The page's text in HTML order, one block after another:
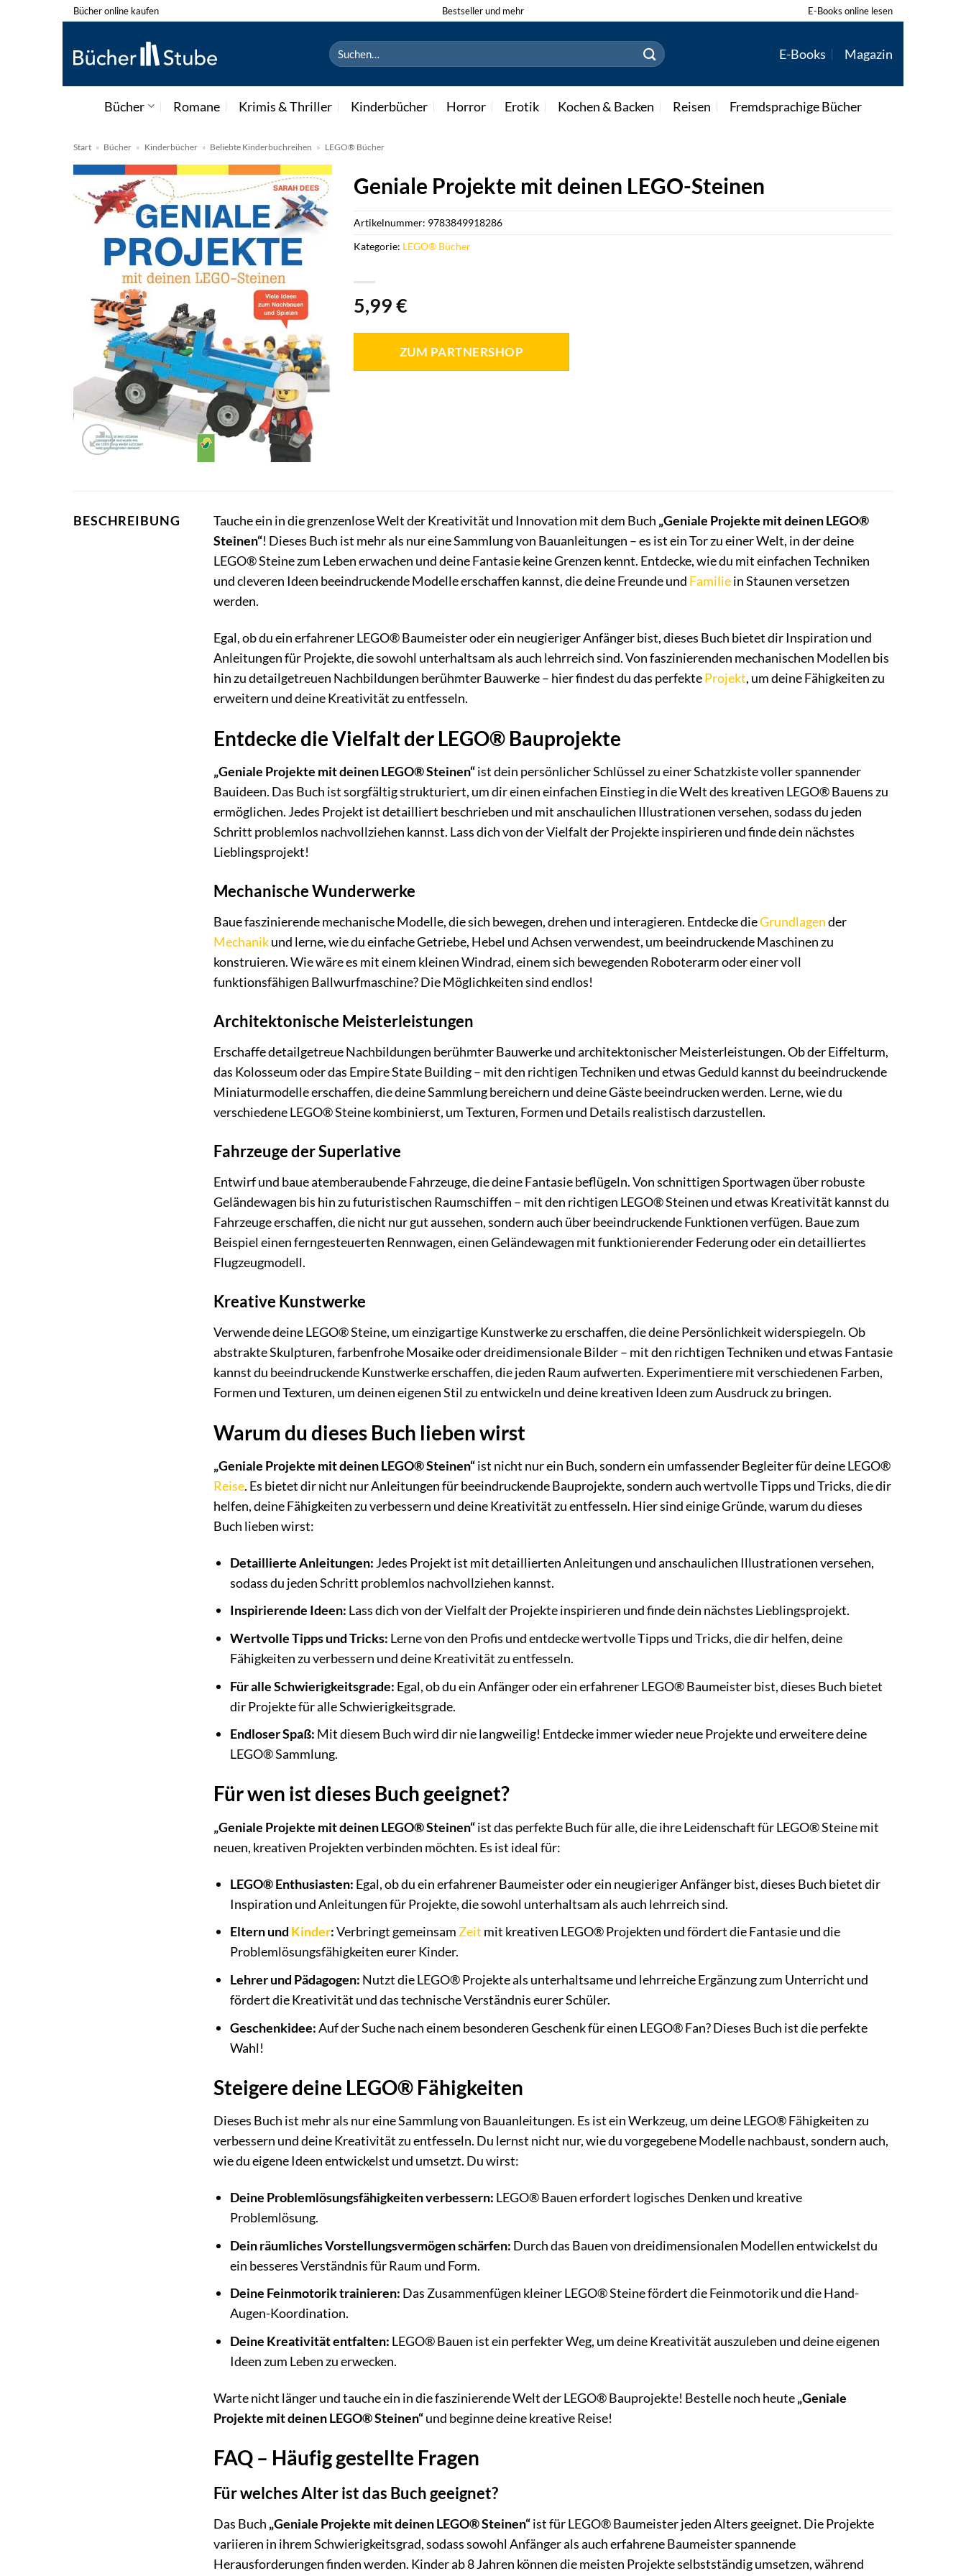
Zum
springen
Bücher online kaufen Bestseller und mehr E-Books online lesen
Suchen
nach:
E-Books Magazin
Bücher Romane Krimis & Thriller Kinderbücher Horror Erotik Kochen & Backen Reisen Fremdsprachige Bücher
Start » Bücher » Kinderbücher » Beliebte Kinderbuchreihen » LEGO® Bücher
Geniale Projekte mit deinen LEGO-Steinen
5,99€
ZUM PARTNERSHOP
Artikelnummer: 9783849918286
Kategorie: LEGO® Bücher
BESCHREIBUNG Tauche ein in die grenzenlose Welt der Kreativität und Innovation mit dem Buch „Geniale Projekte mit deinen LEGO®
Steinen“! Dieses Buch ist mehr als nur eine Sammlung von Bauanleitungen – es ist ein Tor zu einer Welt, in der deine
LEGO® Steine zum Leben erwachen und deine Fantasie keine Grenzen kennt. Entdecke, wie du mit einfachen Techniken
und cleveren Ideen beeindruckende Modelle erschaffen kannst, die deine Freunde und Familiein Staunen versetzen
werden.
Egal, ob du ein erfahrener LEGO® Baumeister oder ein neugieriger Anfänger bist, dieses Buch bietet dir Inspiration und
Anleitungen für Projekte, die sowohl unterhaltsam als auch lehrreich sind. Von faszinierenden mechanischen Modellen bis
hin zu detailgetreuen Nachbildungen berühmter Bauwerke – hier findest du das perfekteProjekt, um deine Fähigkeiten zu
erweitern und deine Kreativität zu entfesseln.
Entdecke die Vielfalt der LEGO® Bauprojekte
„Geniale Projekte mit deinen LEGO® Steinen“ist dein persönlicher Schlüssel zu einer Schatzkiste voller spannender
Bauideen. Das Buch ist sorgfältig strukturiert, um dir einen einfachen Einstieg in die Welt des kreativen LEGO® Bauens zu
ermöglichen. Jedes Projekt ist detailliert beschrieben und mit anschaulichen Illustrationen versehen, sodass du jeden
Schritt problemlos nachvollziehen kannst. Lass dich von der Vielfalt der Projekte inspirieren und finde dein nächstes
Lieblingsprojekt!
Mechanische Wunderwerke
Baue faszinierende mechanische Modelle, die sich bewegen, drehen und interagieren. Entdecke dieGrundlagender
Mechanikund lerne, wie du einfache Getriebe, Hebel und Achsen verwendest, um beeindruckende Maschinen zu
konstruieren. Wie wäre es mit einem kleinen Windrad, einem sich bewegenden Roboterarm oder einer voll
funktionsfähigen Ballwurfmaschine? Die Möglichkeiten sind endlos!
Architektonische Meisterleistungen
Erschaffe detailgetreue Nachbildungen berühmter Bauwerke und architektonischer Meisterleistungen. Ob der Eiffelturm,
das Kolosseum oder das Empire State Building – mit den richtigen Techniken und etwas Geduld kannst du beeindruckende
Miniaturmodelle erschaffen, die deine Sammlung bereichern und deine Gäste beeindrucken werden. Lerne, wie du
verschiedene LEGO® Steine kombinierst, um Texturen, Formen und Details realistisch darzustellen.
Fahrzeuge der Superlative
Entwirf und baue atemberaubende Fahrzeuge, die deine Fantasie beflügeln. Von schnittigen Sportwagen über robuste
Geländewagen bis hin zu futuristischen Raumschiffen – mit den richtigen LEGO® Steinen und etwas Kreativität kannst du
Fahrzeuge erschaffen, die nicht nur gut aussehen, sondern auch über beeindruckende Funktionen verfügen. Baue zum
Beispiel einen ferngesteuerten Rennwagen, einen Geländewagen mit funktionierender Federung oder ein detailliertes
Flugzeugmodell.
Kreative Kunstwerke
Verwende deine LEGO® Steine, um einzigartige Kunstwerke zu erschaffen, die deine Persönlichkeit widerspiegeln. Ob
abstrakte Skulpturen, farbenfrohe Mosaike oder dreidimensionale Bilder – mit den richtigen Techniken und etwas Fantasie
kannst du beeindruckende Kunstwerke erschaffen, die jeden Raum aufwerten. Experimentiere mit verschiedenen Farben,
Formen und Texturen, um deinen eigenen Stil zu entwickeln und deine kreativen Ideen zum Ausdruck zu bringen.
Warum du dieses Buch lieben wirst
„Geniale Projekte mit deinen LEGO® Steinen“ist nicht nur ein Buch, sondern ein umfassender Begleiter für deine LEGO®
Reise. Es bietet dir nicht nur Anleitungen für beeindruckende Bauprojekte, sondern auch wertvolle Tipps und Tricks, die dir
helfen, deine Fähigkeiten zu verbessern und deine Kreativität zu entfesseln. Hier sind einige Gründe, warum du dieses
Buch lieben wirst:
Detaillierte Anleitungen: Jedes Projekt ist mit detaillierten Anleitungen und anschaulichen Illustrationen versehen,
sodass du jeden Schritt problemlos nachvollziehen kannst.
Inspirierende Ideen: Lass dich von der Vielfalt der Projekte inspirieren und finde dein nächstes Lieblingsprojekt.
Wertvolle Tipps und Tricks: Lerne von den Profis und entdecke wertvolle Tipps und Tricks, die dir helfen, deine
Fähigkeiten zu verbessern und deine Kreativität zu entfesseln.
Für alle Schwierigkeitsgrade: Egal, ob du ein Anfänger oder ein erfahrener LEGO® Baumeister bist, dieses Buch bietet
dir Projekte für alle Schwierigkeitsgrade.
Endloser Spaß: Mit diesem Buch wird dir nie langweilig! Entdecke immer wieder neue Projekte und erweitere deine
LEGO® Sammlung.
Für wen ist dieses Buch geeignet?
„Geniale Projekte mit deinen LEGO® Steinen“ist das perfekte Buch für alle, die ihre Leidenschaft für LEGO® Steine mit
neuen, kreativen Projekten verbinden möchten. Es ist ideal für:
LEGO® Enthusiasten: Egal, ob du ein erfahrener Baumeister oder ein neugieriger Anfänger bist, dieses Buch bietet dir
Inspiration und Anleitungen für Projekte, die sowohl unterhaltsam als auch lehrreich sind.
Eltern und Kinder:Verbringt gemeinsam Zeit mit kreativen LEGO® Projekten und fördert die Fantasie und die
Problemlösungsfähigkeiten eurer Kinder.
Lehrer und Pädagogen: Nutzt die LEGO® Projekte als unterhaltsame und lehrreiche Ergänzung zum Unterricht und
fördert die Kreativität und das technische Verständnis eurer Schüler.
Geschenkidee:Auf der Suche nach einem besonderen Geschenk für einen LEGO® Fan? Dieses Buch ist die perfekte
Wahl!
Steigere deine LEGO® Fähigkeiten
Dieses Buch ist mehr als nur eine Sammlung von Bauanleitungen. Es ist ein Werkzeug, um deine LEGO® Fähigkeiten zu
verbessern und deine Kreativität zu entfesseln. Du lernst nicht nur, wie du vorgegebene Modelle nachbaust, sondern auch,
wie du eigene Ideen entwickelst und umsetzt. Du wirst:
Deine Problemlösungsfähigkeiten verbessern: LEGO® Bauen erfordert logisches Denken und kreative
Problemlösung.
Dein räumliches Vorstellungsvermögen schärfen: Durch das Bauen von dreidimensionalen Modellen entwickelst du
ein besseres Verständnis für Raum und Form.
Deine Feinmotorik trainieren: Das Zusammenfügen kleiner LEGO® Steine fördert die Feinmotorik und die Hand-
Augen-Koordination.
Deine Kreativität entfalten: LEGO® Bauen ist ein perfekter Weg, um deine Kreativität auszuleben und deine eigenen
Ideen zum Leben zu erwecken.
Warte nicht länger und tauche ein in die faszinierende Welt der LEGO® Bauprojekte! Bestelle noch heute„Geniale
Projekte mit deinen LEGO® Steinen“und beginne deine kreative Reise!
FAQ – Häufig gestellte Fragen
Für welches Alter ist das Buch geeignet?
Das Buch „Geniale Projekte mit deinen LEGO® Steinen“ist für LEGO® Baumeister jeden Alters geeignet. Die Projekte
variieren in ihrem Schwierigkeitsgrad, sodass sowohl Anfänger als auch erfahrene Baumeister spannende
Herausforderungen finden werden. Kinder ab 8 Jahren können die meisten Projekte selbstständig umsetzen, während